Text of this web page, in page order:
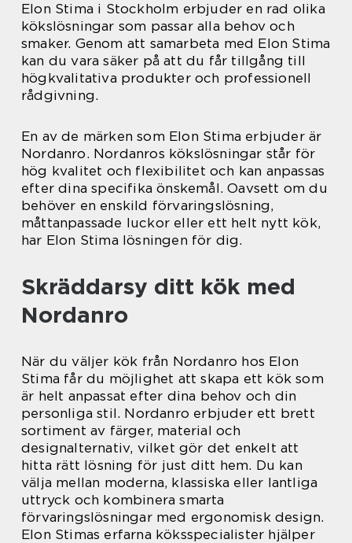
Elon Stima i Stockholm erbjuder en rad olika
kökslösningar som passar alla behov och
smaker. Genom att samarbeta med Elon Stima
kan du vara säker på att du får tillgång till
högkvalitativa produkter och professionell
rådgivning.
En av de märken som Elon Stima erbjuder är
Nordanro. Nordanros kökslösningar står för
hög kvalitet och flexibilitet och kan anpassas
efter dina specifika önskemål. Oavsett om du
behöver en enskild förvaringslösning,
måttanpassade luckor eller ett helt nytt kök,
har Elon Stima lösningen för dig.
Skräddarsy ditt kök med
Nordanro
När du väljer kök från Nordanro hos Elon
Stima får du möjlighet att skapa ett kök som
är helt anpassat efter dina behov och din
personliga stil. Nordanro erbjuder ett brett
sortiment av färger, material och
designalternativ, vilket gör det enkelt att
hitta rätt lösning för just ditt hem. Du kan
välja mellan moderna, klassiska eller lantliga
uttryck och kombinera smarta
förvaringslösningar med ergonomisk design.
Elon Stimas erfarna köksspecialister hjälper